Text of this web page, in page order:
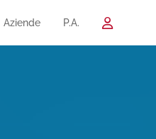
Aziende P.A.